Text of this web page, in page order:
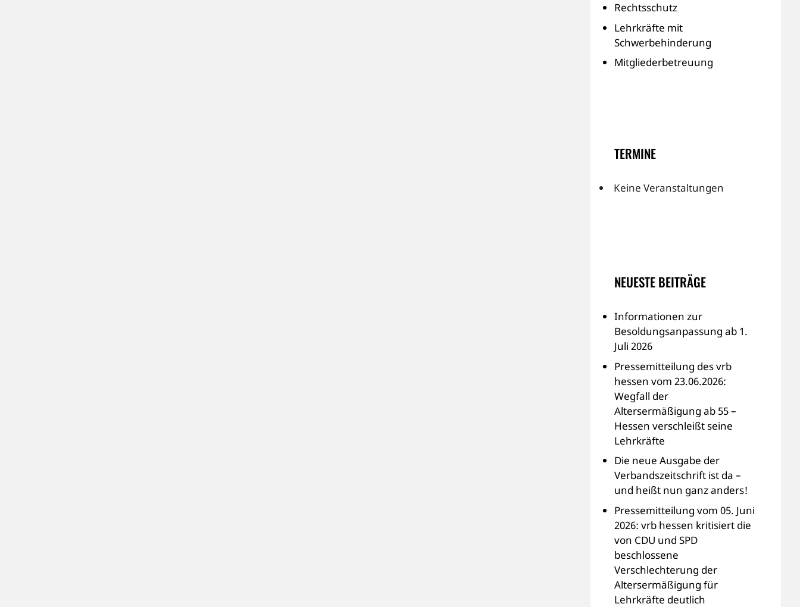
Rechtsschutz
Lehrkräfte mit
Schwerbehinderung
Mitgliederbetreuung
TERMINE
Keine Veranstaltungen
NEUESTE BEITRÄGE
Informationen zur
Besoldungsanpassung ab 1.
Juli 2026
Pressemitteilung des vrb
hessen vom 23.06.2026:
Wegfall der
Altersermäßigung ab 55 –
Hessen verschleißt seine
Lehrkräfte
Die neue Ausgabe der
Verbandszeitschrift ist da –
und heißt nun ganz anders!
Pressemitteilung vom 05. Juni
2026: vrb hessen kritisiert die
von CDU und SPD
beschlossene
Verschlechterung der
Altersermäßigung für
Lehrkräfte deutlich